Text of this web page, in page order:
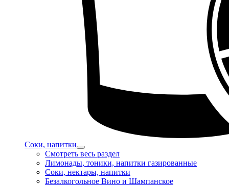
Соки, напитки
Смотреть весь раздел
Лимонады, тоники, напитки газированные
Соки, нектары, напитки
Безалкогольное Вино и Шампанское